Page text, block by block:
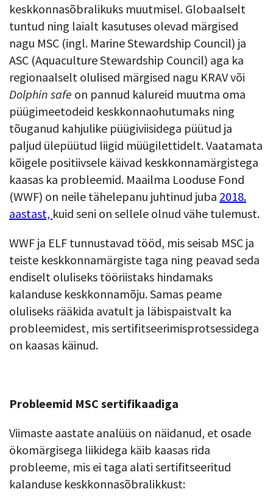
keskkonnasõbralikuks muutmisel. Globaalselt
tuntud ning laialt kasutuses olevad märgised
nagu MSC (ingl. Marine Stewardship Council) ja
ASC (Aquaculture Stewardship Council) aga ka
regionaalselt olulised märgised nagu KRAV või
Dolphin safe on pannud kalureid muutma oma
püügimeetodeid keskkonnaohutumaks ning
tõuganud kahjulike püügiviisidega püütud ja
paljud ülepüütud liigid müügilettidelt. Vaatamata
kõigele positiivsele käivad keskkonnamärgistega
kaasas ka probleemid. Maailma Looduse Fond
(WWF) on neile tähelepanu juhtinud juba 2018.
aastast, kuid seni on sellele olnud vähe tulemust.
WWF ja ELF tunnustavad tööd, mis seisab MSC ja
teiste keskkonnamärgiste taga ning peavad seda
endiselt oluliseks tööriistaks hindamaks
kalanduse keskkonnamõju. Samas peame
oluliseks rääkida avatult ja läbispaistvalt ka
probleemidest, mis sertifitseerimisprotsessidega
on kaasas käinud.
Probleemid MSC sertifikaadiga
Viimaste aastate analüüs on näidanud, et osade
ökomärgisega liikidega käib kaasas rida
probleeme, mis ei taga alati sertifitseeritud
kalanduse keskkonnasõbralikkust: